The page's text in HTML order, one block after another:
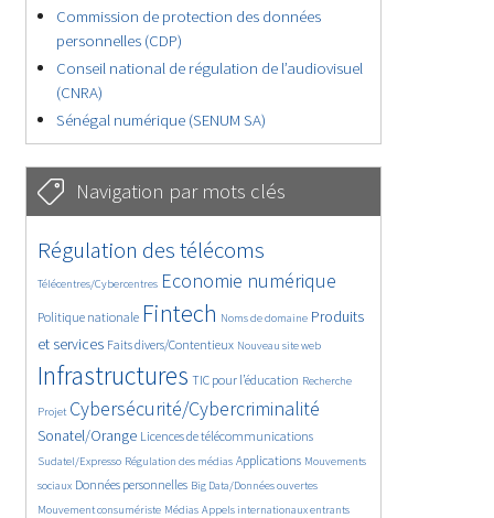
Commission de protection des données
personnelles (CDP)
Conseil national de régulation de l’audiovisuel
(CNRA)
Sénégal numérique (SENUM SA)
Navigation par mots clés
4638/5718
Régulation des télécoms
387/5718
Télécentres/Cybercentres
3671/5718 Economie numérique
1848/5718
Politique nationale
5274/5718 Fintech
667/5718
Noms de domaine
2390/5718
Produits
et services
1573/5718 Faits divers/Contentieux
828/5718 Nouveau site web
5718/5718
Infrastructures
1802/5718
TIC pour l’éducation
196/5718
Recherche
247/5718
Projet
3613/5718Cybersécurité/Cybercriminalité
2310/5718
Sonatel/Orange
1625/5718 Licences de télécommunications
279/5718
Sudatel/Expresso
1039/5718 Régulation des médias
1541/5718 Applications
1139/5718
Mouvements
sociaux
1686/5718Données personnelles
142/5718 Big Data/Données ouvertes
619/5718
Mouvement consumériste
375/5718 Médias
657/5718 Appels internationaux entrants
1737/5718